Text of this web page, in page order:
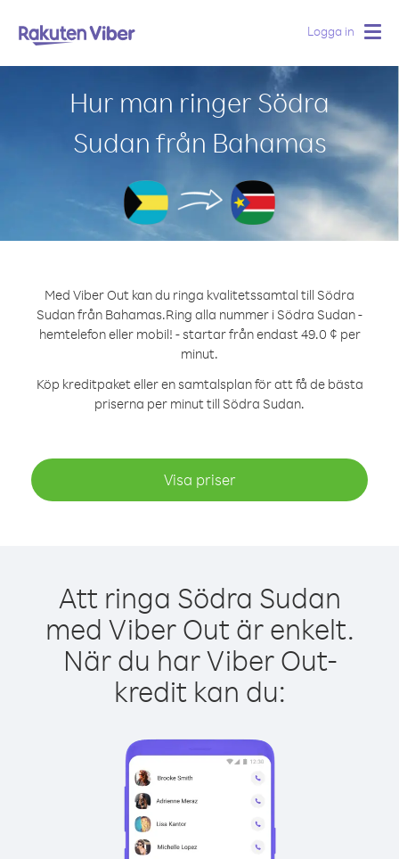
Logga in
Hur man ringer Södra
Sudan från Bahamas
Med Viber Out kan du ringa kvalitetssamtal till Södra
Sudan från Bahamas.Ring alla nummer i Södra Sudan -
hemtelefon eller mobil! - startar från endast 49.0 ¢ per
minut.
Köp kreditpaket eller en samtalsplan för att få de bästa
priserna per minut till Södra Sudan.
Visa priser
Att ringa Södra Sudan
med Viber Out är enkelt.
När du har Viber Out-
kredit kan du: